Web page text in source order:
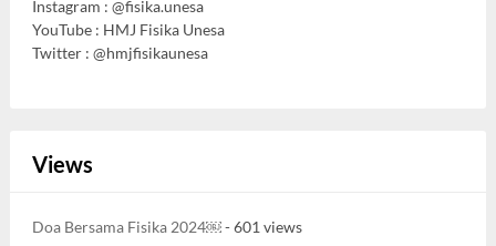
Instagram : @fisika.unesa
YouTube : HMJ Fisika Unesa
Twitter : @hmjfisikaunesa
Views
Doa Bersama Fisika 2024￼- 601 views